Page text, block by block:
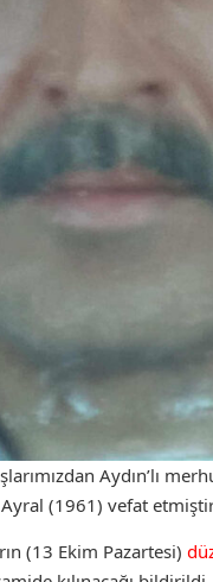
Aydın’lı
(1961) vefat
(13 Ekim Pazartesi)